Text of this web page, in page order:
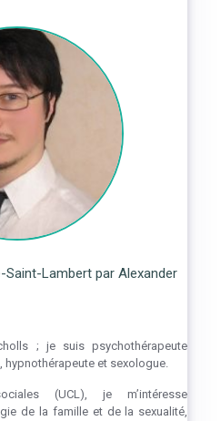
Lambert par Alexander
; je suis psychothérapeute
et sexologue.
(UCL), je m’intéresse
de la famille et de la sexualité,